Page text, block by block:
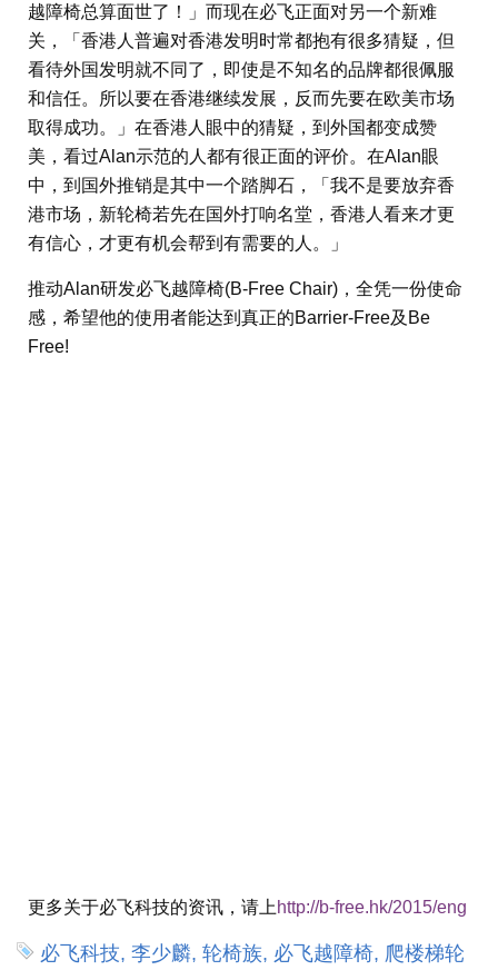
越障椅总算面世了！」而现在必飞正面对另一个新难
关，「香港人普遍对香港发明时常都抱有很多猜疑，但
看待外国发明就不同了，即使是不知名的品牌都很佩服
和信任。所以要在香港继续发展，反而先要在欧美市场
取得成功。」在香港人眼中的猜疑，到外国都变成赞
美，看过Alan示范的人都有很正面的评价。在Alan眼
中，到国外推销是其中一个踏脚石，「我不是要放弃香
港市场，新轮椅若先在国外打响名堂，香港人看来才更
有信心，才更有机会帮到有需要的人。」
推动Alan研发必飞越障椅(B-Free Chair)，全凭一份使命
感，希望他的使用者能达到真正的Barrier-Free及Be
Free!
更多关于必飞科技的资讯，请上 http://b-free.hk/2015/eng
必飞科技, 李少麟, 轮椅族, 必飞越障椅, 爬楼梯轮